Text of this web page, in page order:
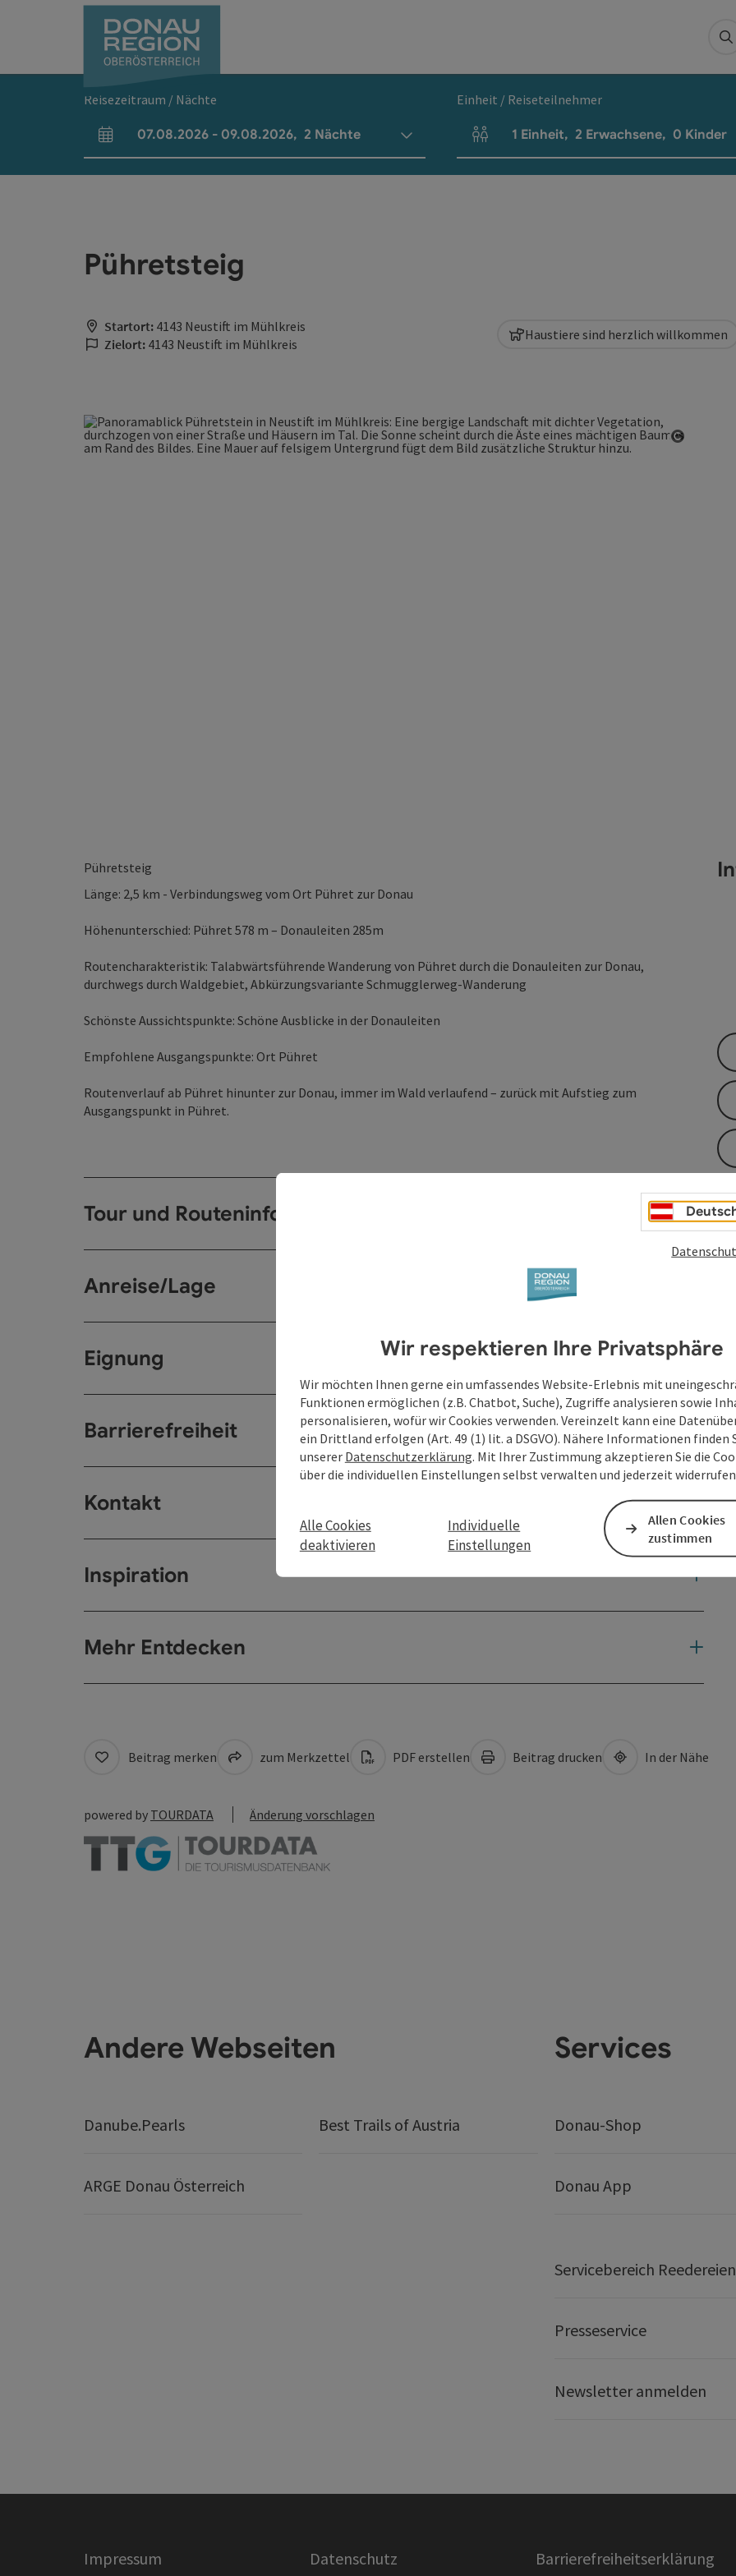
Reisezeitraum / Nächte
An- und Abreisefelder
07.08.2026 - 09.08.2026, 2 Nächte
Einheit / Reiseteilnehmer
Einheitenanzahl und Personenfelder
1 Einheit, 2 Erwachsene, 0 Kinder
Pühretsteig
Startort: 4143 Neustift im Mühlkreis
Zielort: 4143 Neustift im Mühlkreis
Haustiere sind herzlich willkommen
Pühretsteig
Länge: 2,5 km - Verbindungsweg vom Ort Pühret zur Donau
Höhenunterschied: Pühret 578 m – Donauleiten 285m
Routencharakteristik: Talabwärtsführende Wanderung von Pühret durch die Donauleiten zur Donau,
durchwegs durch Waldgebiet, Abkürzungsvariante Schmugglerweg-Wanderung
Schönste Aussichtspunkte: Schöne Ausblicke in der Donauleiten
Empfohlene Ausgangspunkte: Ort Pühret
Routenverlauf ab Pühret hinunter zur Donau, immer im Wald verlaufend – zurück mit Aufstieg zum
Ausgangspunkt in Pühret.
Tour und Routeninformationen
Anreise/Lage
Eignung
Barrierefreiheit
Kontakt
Inspiration
Mehr Entdecken
Beitrag merken zum Merkzettel PDF erstellen Beitrag drucken In der Nähe
powered by TOURDATA Änderung vorschlagen
Andere Webseiten
Danube.Pearls Best Trails of Austria
ARGE Donau Österreich
Services
Donau-Shop
Donau App
Servicebereich Reedereien
Presseservice
Newsletter anmelden
Impressum Datenschutz Barrierefreiheitserklärung
Wir respektieren Ihre Privatsphäre
Wir möchten Ihnen gerne ein umfassendes Website-Erlebnis mit
Funktionen ermöglichen (z.B. Chatbot, Suche), Zugriffe analysieren sowie
personalisieren, wofür wir Cookies verwenden. Vereinzelt kann eine
ein Drittland erfolgen (Art. 49 (1) lit. a DSGVO). Nähere Informationen finden
unserer Datenschutzerklärung. Mit Ihrer Zustimmung akzeptieren Sie die
über die individuellen Einstellungen selbst verwalten und jederzeit
Alle Cookies
deaktivieren
Individuelle
Einstellungen
Allen Cookies
zustimmen